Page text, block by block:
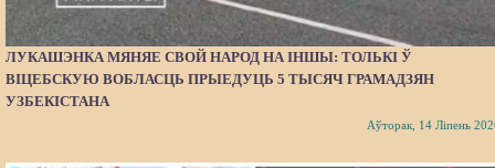
ЛУКАШЭНКА МЯНЯЕ СВОЙ НАРОД НА ІНШЫ: ТОЛЬКІ Ў
ВІЦЕБСКУЮ ВОБЛАСЦЬ ПРЫЕДУЦЬ 5 ТЫСЯЧ ГРАМАДЗЯН
УЗБЕКІСТАНА
Аўторак, 14 Ліпень